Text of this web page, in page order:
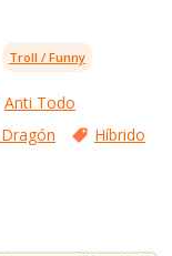
Troll / Funny
Anti Todo
Híbrido